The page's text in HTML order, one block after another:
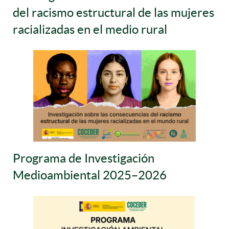
del racismo estructural de las mujeres
racializadas en el medio rural
Programa de Investigación
Medioambiental 2025–2026